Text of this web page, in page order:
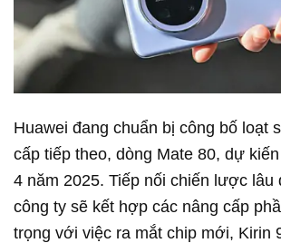
Huawei đang chuẩn bị công bố loạt
cấp tiếp theo, dòng Mate 80, dự
4 năm 2025. Tiếp nối chiến lược lâu
công ty sẽ kết hợp các nâng cấp
trọng với việc ra mắt chip mới, Kirin